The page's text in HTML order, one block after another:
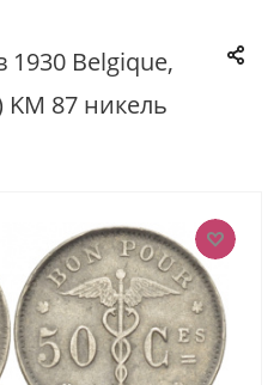
1930 Belgique,
KM 87 никель